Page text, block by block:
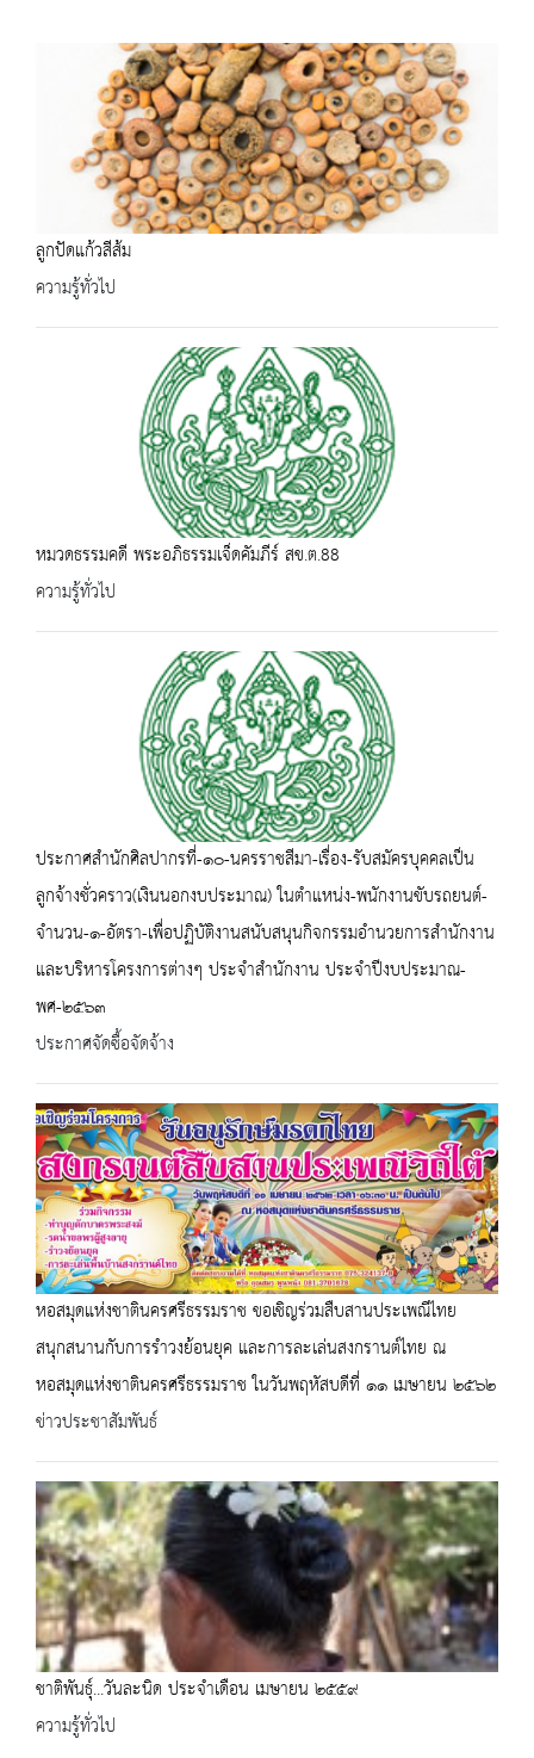
ลูกปัดแก้วสีส้ม
ความรู้ทั่วไป
หมวดธรรมคดี พระอภิธรรมเจ็ดคัมภีร์ สข.ต.88
ความรู้ทั่วไป
ประกาศสำนักศิลปากรที่-๑๐-นครราชสีมา-เรื่อง-รับสมัครบุคคลเป็น
ลูกจ้างชั่วคราว(เงินนอกงบประมาณ) ในตำแหน่ง-พนักงานขับรถยนต์-
จำนวน-๑-อัตรา-เพื่อปฏิบัติงานสนับสนุนกิจกรรมอำนวยการสำนักงาน
และบริหารโครงการต่างๆ ประจำสำนักงาน ประจำปีงบประมาณ-
พศ-๒๕๖๓
ประกาศจัดซื้อจัดจ้าง
หอสมุดแห่งชาตินครศรีธรรมราช ขอเชิญร่วมสืบสานประเพณีไทย
สนุกสนานกับการรำวงย้อนยุค และการละเล่นสงกรานต์ไทย ณ
หอสมุดแห่งชาตินครศรีธรรมราช ในวันพฤหัสบดีที่ ๑๑ เมษายน ๒๕๖๒
ข่าวประชาสัมพันธ์
ชาติพันธุ์...วันละนิด ประจำเดือน เมษายน ๒๕๕๙
ความรู้ทั่วไป